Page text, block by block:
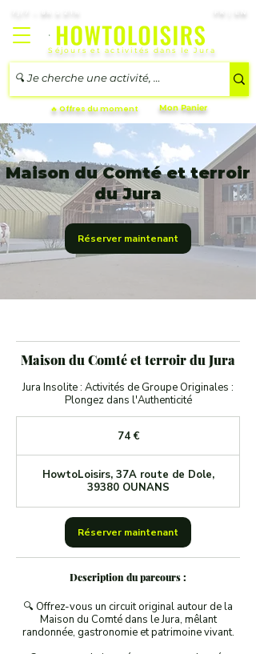
FR | EN
Séjours et activités dans le Jura
Mon Panier
🔥 Offres du moment
Maison du Comté et terroir
du Jura
Réserver maintenant
Maison du Comté et terroir du Jura
Jura Insolite : Activités de Groupe Originales :
Plongez dans l'Authenticité
74 €
HowtoLoisirs, 37A route de Dole,
39380 OUNANS
Réserver maintenant
Description du parcours :
🔍 Offrez-vous un circuit original autour de la
Maison du Comté dans le Jura, mêlant
randonnée, gastronomie et patrimoine vivant.